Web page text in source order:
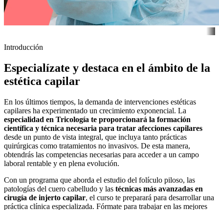
Introducción
Especialízate y destaca en el ámbito de la
estética capilar
En los últimos tiempos, la demanda de intervenciones estéticas
capilares ha experimentado un crecimiento exponencial. La
especialidad en Tricología te proporcionará la formación
científica y técnica necesaria para tratar afecciones capilares
desde un punto de vista integral, que incluya tanto prácticas
quirúrgicas como tratamientos no invasivos. De esta manera,
obtendrás las competencias necesarias para acceder a un campo
laboral rentable y en plena evolución.
Con un programa que aborda el estudio del folículo piloso, las
patologías del cuero cabelludo y las técnicas más avanzadas en
cirugía de injerto capilar, el curso te preparará para desarrollar una
práctica clínica especializada. Fórmate para trabajar en las mejores